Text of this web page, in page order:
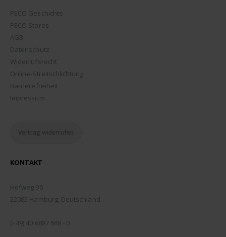
PECO Geschichte
PECO Stores
AGB
Datenschutz
Widerrufsrecht
Online-Streitschlichtung
Barrierefreiheit
Impressum
Vertrag widerrufen
KONTAKT
Hofweg 96
22085 Hamburg, Deutschland
(+49) 40 6887 688 - 0